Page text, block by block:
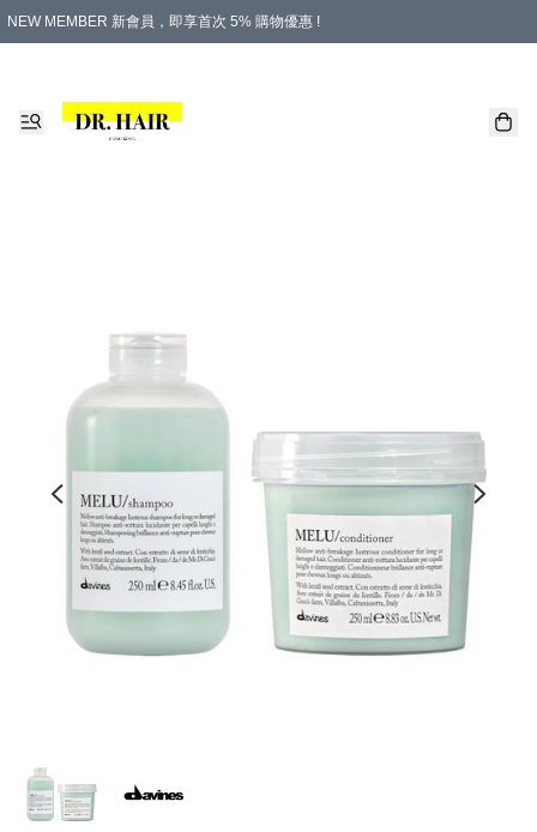
NEW MEMBER 新會員，即享首次 5% 購物優惠 !